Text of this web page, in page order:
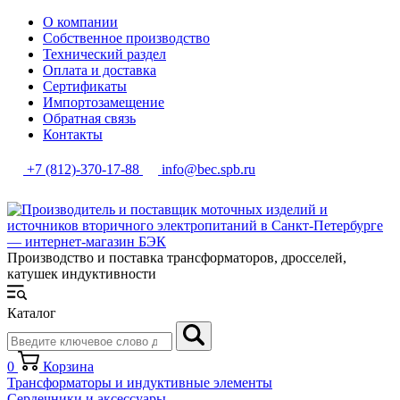
О компании
Собственное производство
Технический раздел
Оплата и доставка
Сертификаты
Импортозамещение
Обратная связь
Контакты
+7 (812)-370-17-88 info@bec.spb.ru
Производство и поставка трансформаторов, дросселей,
катушек индуктивности
Каталог
0
Корзина
Трансформаторы и индуктивные элементы